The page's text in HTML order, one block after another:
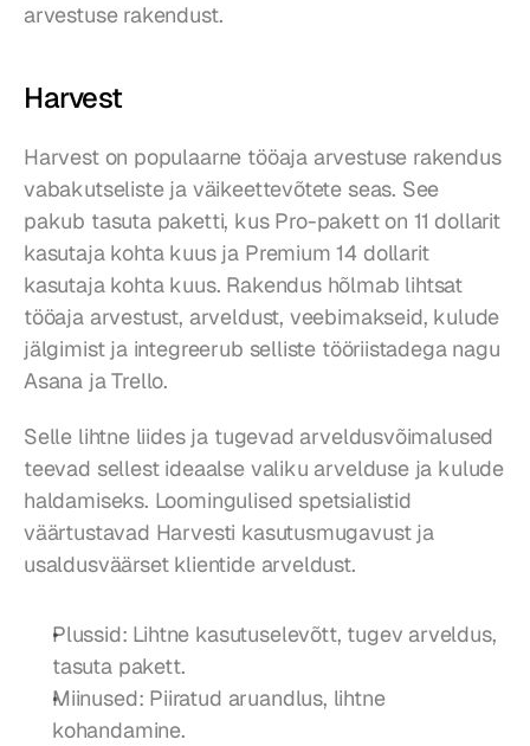
arvestuse rakendust.
Harvest
Harvest on populaarne tööaja arvestuse rakendus
vabakutseliste ja väikeettevõtete seas. See
pakub tasuta paketti, kus Pro-pakett on 11 dollarit
kasutaja kohta kuus ja Premium 14 dollarit
kasutaja kohta kuus. Rakendus hõlmab lihtsat
tööaja arvestust, arveldust, veebimakseid, kulude
jälgimist ja integreerub selliste tööriistadega nagu
Asana ja Trello.
Selle lihtne liides ja tugevad arveldusvõimalused
teevad sellest ideaalse valiku arvelduse ja kulude
haldamiseks. Loomingulised spetsialistid
väärtustavad Harvesti kasutusmugavust ja
usaldusväärset klientide arveldust.
Plussid: Lihtne kasutuselevõtt, tugev arveldus,
tasuta pakett.
Miinused: Piiratud aruandlus, lihtne
kohandamine.